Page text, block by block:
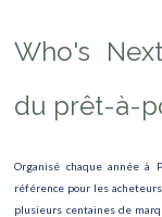
Who's
du prêt-à-
Organisé chaque année à
référence pour les
plusieurs centaines de